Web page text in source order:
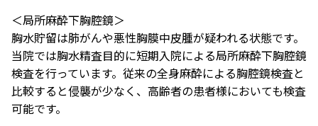
＜局所麻酔下胸腔鏡＞
胸水貯留は肺がんや悪性胸膜中皮腫が疑われる状態です。
当院では胸水精査目的に短期入院による局所麻酔下胸腔鏡
検査を行っています。従来の全身麻酔による胸腔鏡検査と
比較すると侵襲が少なく、高齢者の患者様においても検査
可能です。